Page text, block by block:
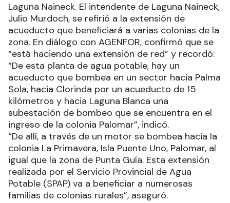
Laguna Naineck. El intendente de Laguna Naineck,
Julio Murdoch, se refirió a la extensión de
acueducto que beneficiará a varias colonias de la
zona. En diálogo con AGENFOR, confirmó que se
“está haciendo una extensión de red” y recordó:
“De esta planta de agua potable, hay un
acueducto que bombea en un sector hacia Palma
Sola, hacia Clorinda por un acueducto de 15
kilómetros y hacia Laguna Blanca una
subestación de bombeo que se encuentra en el
ingreso de la colonia Palomar”, indicó.
“De allí, a través de un motor se bombea hacia la
colonia La Primavera, Isla Puente Uno, Palomar, al
igual que la zona de Punta Guía. Esta extensión
realizada por el Servicio Provincial de Agua
Potable (SPAP) va a beneficiar a numerosas
familias de colonias rurales”, aseguró.